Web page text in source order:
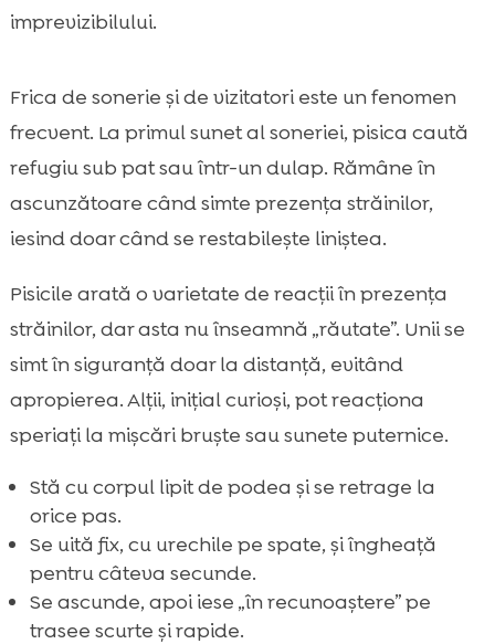
imprevizibilului.
Frica de sonerie și de vizitatori este un fenomen
frecvent. La primul sunet al soneriei, pisica caută
refugiu sub pat sau într-un dulap. Rămâne în
ascunzătoare când simte prezența străinilor,
iesind doar când se restabilește liniștea.
Pisicile arată o varietate de reacții în prezența
străinilor, dar asta nu înseamnă „răutate”. Unii se
simt în siguranță doar la distanță, evitând
apropierea. Alții, inițial curioși, pot reacționa
speriați la mișcări bruște sau sunete puternice.
Stă cu corpul lipit de podea și se retrage la
orice pas.
Se uită fix, cu urechile pe spate, și îngheață
pentru câteva secunde.
Se ascunde, apoi iese „în recunoaștere” pe
trasee scurte și rapide.